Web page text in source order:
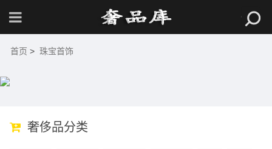
首页 > 珠宝首饰
奢侈品分类